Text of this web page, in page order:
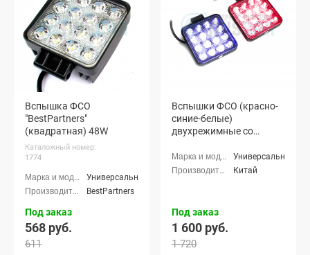
Вспышка ФСО
"BestPartners"
(квадратная) 48W
Каталожный номер:
1774
Универсальные
BestPartners
Под заказ
568 руб.
611
Вспышки ФСО (красно-
синие-белые)
двухрежимные со
Универсальные
Китай
Под заказ
1 600 руб.
1 720